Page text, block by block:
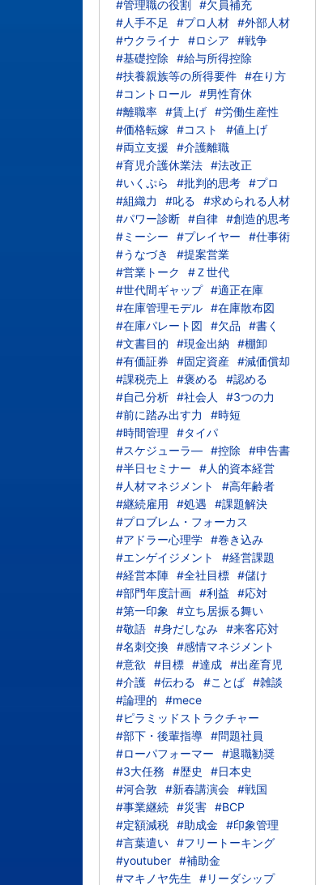
#管理職の役割 #欠員補充
#人手不足
#プロ人材 #外部人材
#ウクライナ
#ロシア
#戦争
#基礎控除
#給与所得控除
#扶養親族等の所得要件 #在り方
#コントロール #男性育休
#離職率 #賃上げ #労働生産性
#価格転嫁
#コスト
#値上げ
#両立支援
#介護離職
#育児介護休業法 #法改正
#いくぷら
#批判的思考 #プロ
#組織力
#叱る
#求められる人材
#パワー診断 #自律 #創造的思考
#ミーシー
#プレイヤー
#仕事術
#うなづき
#提案営業
#営業トーク
#Ｚ世代
#世代間ギャップ #適正在庫
#在庫管理モデル #在庫散布図
#在庫パレート図
#欠品
#書く
#文書目的
#現金出納
#棚卸
#有価証券
#固定資産 #減価償却
#課税売上
#褒める
#認める
#自己分析 #社会人
#3つの力
#前に踏み出す力
#時短
#時間管理
#タイパ
#スケジューラ― #控除
#申告書
#半日セミナー
#人的資本経営
#人材マネジメント
#高年齢者
#継続雇用
#処遇
#課題解決
#プロブレム・フォーカス
#アドラー心理学 #巻き込み
#エンゲイジメント
#経営課題
#経営本陣 #全社目標 #儲け
#部門年度計画 #利益
#応対
#第一印象
#立ち居振る舞い
#敬語 #身だしなみ #来客応対
#名刺交換 #感情マネジメント
#意欲
#目標 #達成 #出産育児
#介護 #伝わる #ことば #雑談
#論理的
#mece
#ピラミッドストラクチャー
#部下・後輩指導 #問題社員
#ローパフォーマー
#退職勧奨
#3大任務
#歴史
#日本史
#河合敦
#新春講演会 #戦国
#事業継続 #災害 #BCP
#定額減税 #助成金
#印象管理
#言葉遣い #フリートーキング
#youtuber #補助金
#マキノヤ先生
#リーダシップ